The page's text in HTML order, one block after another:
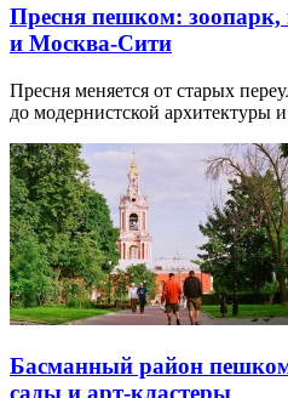
Пресня пешком: зоопарк,
и Москва-Сити
Пресня меняется от старых
до модернистской архитектуры
Басманный район
сады и арт-кластеры